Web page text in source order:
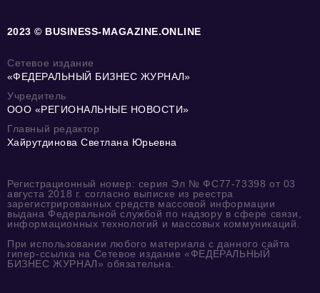
2023 © BUSINESS-MAGAZINE.ONLINE
Сетевое издание
«ФЕДЕРАЛЬНЫЙ БИЗНЕС ЖУРНАЛ»
Учредитель
ООО «РЕГИОНАЛЬНЫЕ НОВОСТИ»
Главный редактор
Хайрутдинова Светлана Юрьевна
Регистрационный номер: серия Эл № ФС77-73398 от 03
августа 2018 г. согласно выписке из реестра
зарегистрированных средств массовой информации
выдана Федеральной службой по надзору в сфере связи,
информационных технологий и массовых коммуникаций.
При использовании любого материала с данного сайта
гипер-ссылка на Сетевое издание «ФЕДЕРАЛЬНЫЙ
БИЗНЕС ЖУРНАЛ» обязательна.